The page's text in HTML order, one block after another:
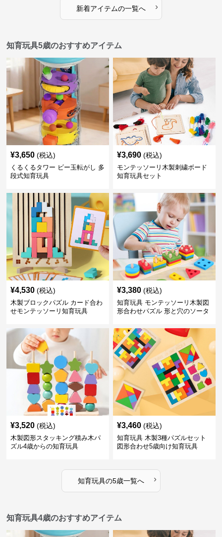
新着アイテムの一覧へ ›
知育玩具5歳のおすすめアイテム
¥3,650 (税込)
くるくるタワー ビー玉転がし 多
段式知育玩具
¥3,690 (税込)
モンテッソーリ木製刺繍ボード
知育玩具セット
¥4,530 (税込)
木製ブロックパズル カード合わ
せモンテッソーリ知育玩具
¥3,380 (税込)
知育玩具 モンテッソーリ木製図
形合わせパズル 形と穴のソータ
¥3,520 (税込)
木製図形スタッキング積み木パ
ズル4歳からの知育玩具
¥3,460 (税込)
知育玩具 木製3種パズルセット
図形合わせ5歳向け知育玩具
知育玩具の5歳一覧へ ›
知育玩具4歳のおすすめアイテム